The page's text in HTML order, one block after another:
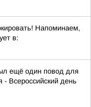
Напоминаем,
в:
ещё один повод для
- Всероссийский день